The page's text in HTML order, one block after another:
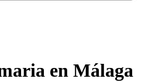
en Málaga